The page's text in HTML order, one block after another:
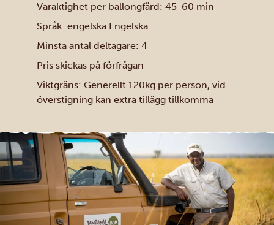
Varaktighet per ballongfärd: 45-60 min
Språk: engelska Engelska
Minsta antal deltagare: 4
Pris skickas på förfrågan
Viktgräns: Generellt 120kg per person, vid
överstigning kan extra tillägg tillkomma